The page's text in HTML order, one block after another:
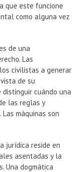
que este funcione
como alguna vez
de una
Las
civilistas a generar
de su
cuándo una
las reglas y
máquinas son
jurídica reside en
asentadas y la
Una dogmática